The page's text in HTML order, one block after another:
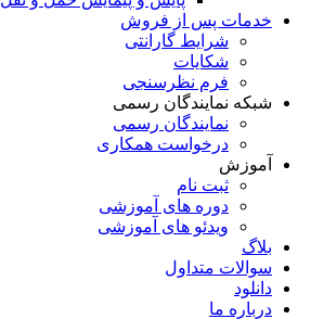
خدمات پس از فروش
شرایط گارانتی
شکایات
فرم نظرسنجی
شبکه نمایندگان رسمی
نمایندگان رسمی
درخواست همکاری
آموزش
ثبت نام
دوره های آموزشی
ویدئو های آموزشی
بلاگ
سوالات متداول
دانلود
درباره ما